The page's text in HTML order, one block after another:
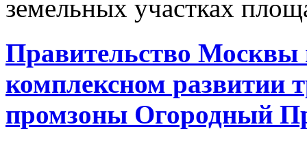
земельных участках
Правительство Москвы
комплексном развитии
промзоны Огородный